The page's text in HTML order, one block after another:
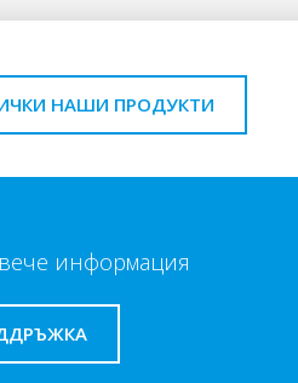
НАШИ ПРОДУКТИ
информация